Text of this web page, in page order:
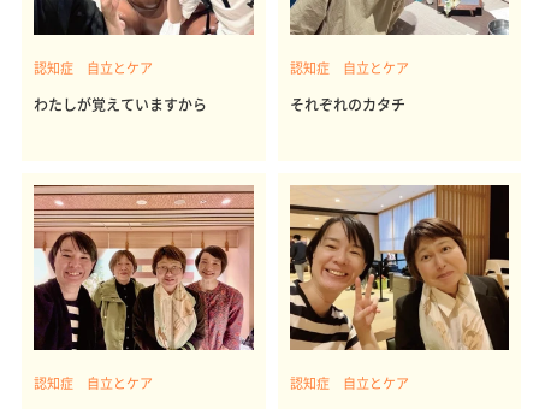
認知症 自立とケア
わたしが覚えていますから
認知症 自立とケア
それぞれのカタチ
認知症 自立とケア 認知症 自立とケア